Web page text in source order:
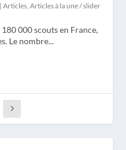
|Articles ,Articles à la une / slider
000 scouts en France,
Le nombre...